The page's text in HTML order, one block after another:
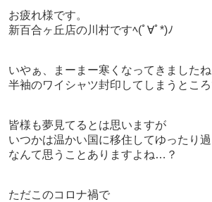
お疲れ様です。
新百合ヶ丘店の川村ですﾍ(ﾟ∀ﾟ*)ﾉ
いやぁ、まーまー寒くなってきましたね
半袖のワイシャツ封印してしまうところ
皆様も夢見てるとは思いますが
いつかは温かい国に移住してゆったり
なんて思うことありますよね…？
ただこのコロナ禍で